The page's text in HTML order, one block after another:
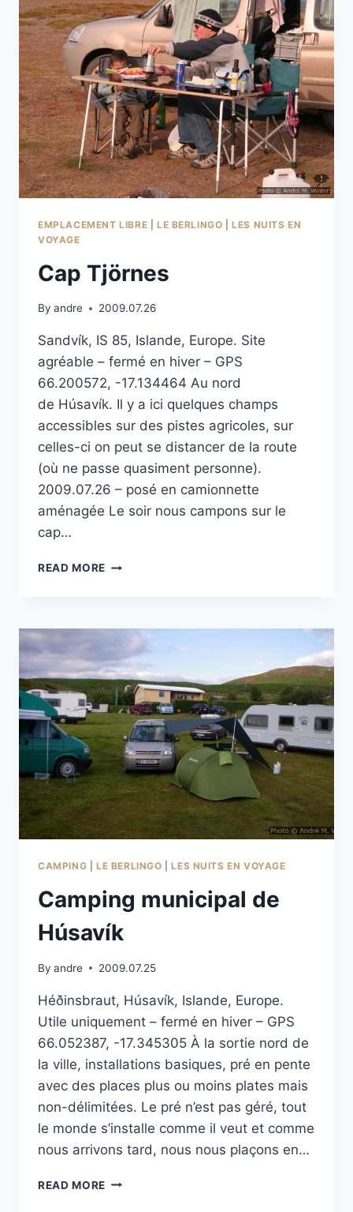
EMPLACEMENT LIBRE LE BERLINGO |LES NUITS EN
VOYAGE
Cap Tjörnes
By andre 2009.07.26
Sandvík, IS 85, Islande, Europe. Site
agréable – fermé en hiver – GPS
66.200572, -17.134464 Au nord
de Húsavík. Il y a ici quelques champs
accessibles sur des pistes agricoles, sur
celles-ci on peut se distancer de la route
(où ne passe quasiment personne).
2009.07.26 – posé en camionnette
aménagée Le soir nous campons sur le
cap…
READ MORE CAP
CAMPING LE BERLINGO |LES NUITS EN VOYAGE
Camping municipal de
Húsavík
By andre 2009.07.25
Héðinsbraut, Húsavík, Islande, Europe.
Utile uniquement – fermé en hiver – GPS
66.052387, -17.345305 À la sortie nord de
la ville, installations basiques, pré en pente
avec des places plus ou moins plates mais
non-délimitées. Le pré n’est pas géré, tout
le monde s’installe comme il veut et comme
nous arrivons tard, nous nous plaçons en…
READ MORE CAMPING